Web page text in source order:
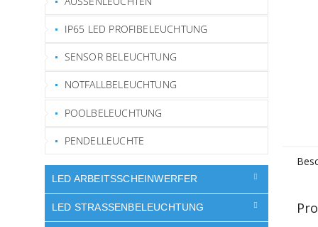
IP65 LED PROFIBELEUCHTUNG
SENSOR BELEUCHTUNG
NOTFALLBELEUCHTUNG
POOLBELEUCHTUNG
PENDELLEUCHTE
LED ARBEITSSCHEINWERFER
LED STRASSENBELEUCHTUNG